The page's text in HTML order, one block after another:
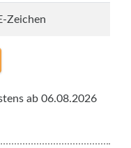
Zeichen
ab 06.08.2026